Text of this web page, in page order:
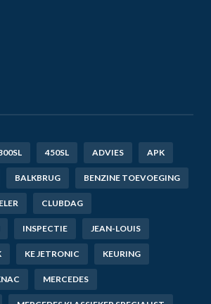
450SL ADVIES APK
BALKBRUG BENZINE TOEVOEGING
CLUBDAG
INSPECTIE JEAN-LOUIS
KE JETRONIC KEURING
MERCEDES